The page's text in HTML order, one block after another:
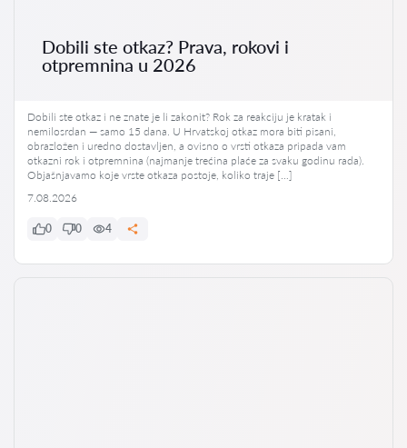
Dobili ste otkaz? Prava, rokovi i
otpremnina u 2026
Dobili ste otkaz i ne znate je li zakonit? Rok za reakciju je kratak i
nemilosrdan — samo 15 dana. U Hrvatskoj otkaz mora biti pisani,
obrazložen i uredno dostavljen, a ovisno o vrsti otkaza pripada vam
otkazni rok i otpremnina (najmanje trećina plaće za svaku godinu rada).
Objašnjavamo koje vrste otkaza postoje, koliko traje […]
7.08.2026
0 0 4